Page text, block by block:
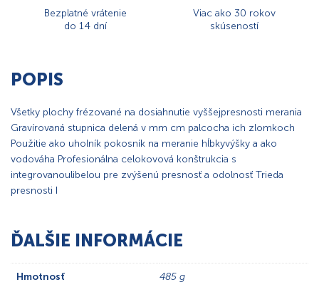
Bezplatné vrátenie
do 14 dní
Viac ako 30 rokov
skúseností
POPIS
Všetky plochy frézované na dosiahnutie vyššejpresnosti merania
Gravírovaná stupnica delená v mm cm palcocha ich zlomkoch
Použitie ako uholník pokosník na meranie hĺbkyvýšky a ako
vodováha Profesionálna celokovová konštrukcia s
integrovanoulibelou pre zvýšenú presnosť a odolnosť Trieda
presnosti I
ĎALŠIE INFORMÁCIE
Hmotnosť 485 g